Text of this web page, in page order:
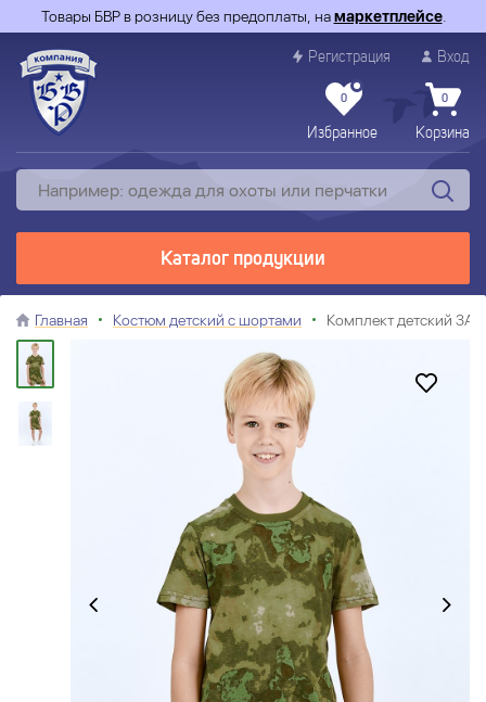
Товары БВР в розницу без предоплаты, намаркетплейсе.
Регистрация Вход
0
Избранное
0
Корзина
Каталог продукции
Главная Костюм детский с шортами Комплект детский